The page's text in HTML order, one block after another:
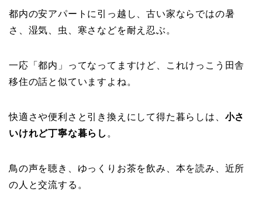
都内の安アパートに引っ越し、古い家ならではの暑
さ、湿気、虫、寒さなどを耐え忍ぶ。
一応「都内」ってなってますけど、これけっこう田舎
移住の話と似ていますよね。
快適さや便利さと引き換えにして得た暮らしは、 小さ
いけれど丁寧な暮らし 。
鳥の声を聴き、ゆっくりお茶を飲み、本を読み、近所
の人と交流する。